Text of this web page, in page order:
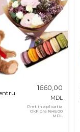
1660,00
MDL
Pret in aplicatia
OkFlora 1645,00
MDL